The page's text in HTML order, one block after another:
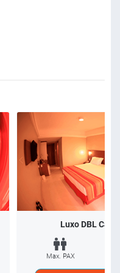
Luxo DBL Casal
Max. PAX